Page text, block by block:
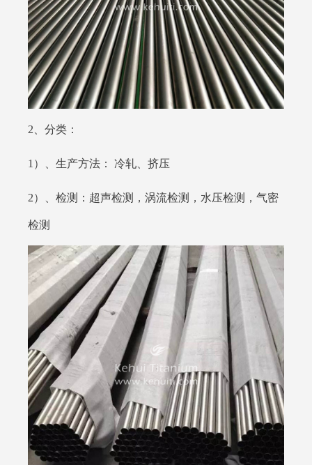
2、分类：
1）、生产方法： 冷轧、挤压
2）、检测：超声检测，涡流检测，水压检测，气密
检测